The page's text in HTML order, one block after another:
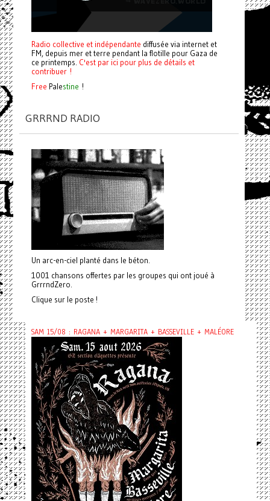
Radio collective et indépendante diffusée via internet et
FM, depuis mer et terre pendant la flotille pour Gaza de
ce printemps. C'est par ici pour plus de détails et
contribuer !
Free Palestine !
GRRRND RADIO
Un arc-en-ciel planté dans le béton.
1001 chansons offertes par les groupes qui ont joué à
GrrrndZero.
Clique sur le poste !
SAM 15/08 : RAGANA + MARGARITA + BASSEVILLE + MALÉORE